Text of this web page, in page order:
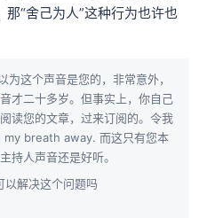
“舍己为人”这种行为也许也
为这个声音是您的，非常意外，
才二十多岁。但事实上，你自己
读您的文章，过来订阅的。令我
my breath away. 而这只有您本
持人声音还是好听。
以解决这个问题吗